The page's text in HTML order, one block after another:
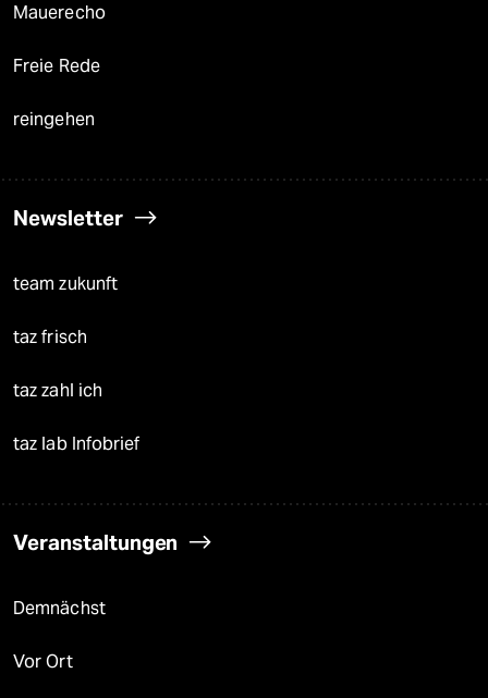
Mauerecho
Freie Rede
reingehen
Newsletter
team zukunft
taz frisch
taz zahl ich
taz lab Infobrief
Veranstaltungen
Demnächst
Vor Ort